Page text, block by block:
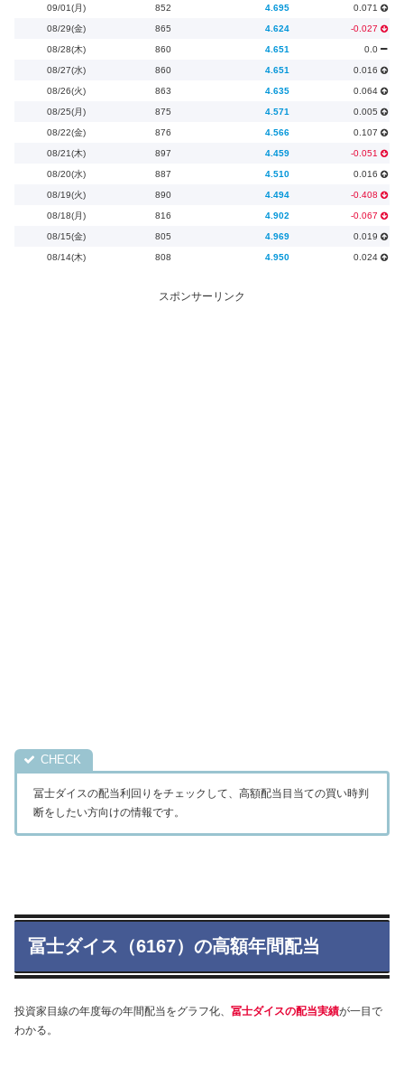
09/01(月) 852 4.695 0.071
08/29(金) 865 4.624 -0.027
08/28(木) 860 4.651 0.0
08/27(水) 860 4.651 0.016
08/26(火) 863 4.635 0.064
08/25(月) 875 4.571 0.005
08/22(金) 876 4.566 0.107
08/21(木) 897 4.459 -0.051
08/20(水) 887 4.510 0.016
08/19(火) 890 4.494 -0.408
08/18(月) 816 4.902 -0.067
08/15(金) 805 4.969 0.019
08/14(木) 808 4.950 0.024
スポンサーリンク
冨士ダイスの配当利回りをチェックして、高額配当目当ての買い時判
断をしたい方向けの情報です。
冨士ダイス（6167）の高額年間配当
投資家目線の年度毎の年間配当をグラフ化、 冨士ダイスの配当実績が一目で
わかる。